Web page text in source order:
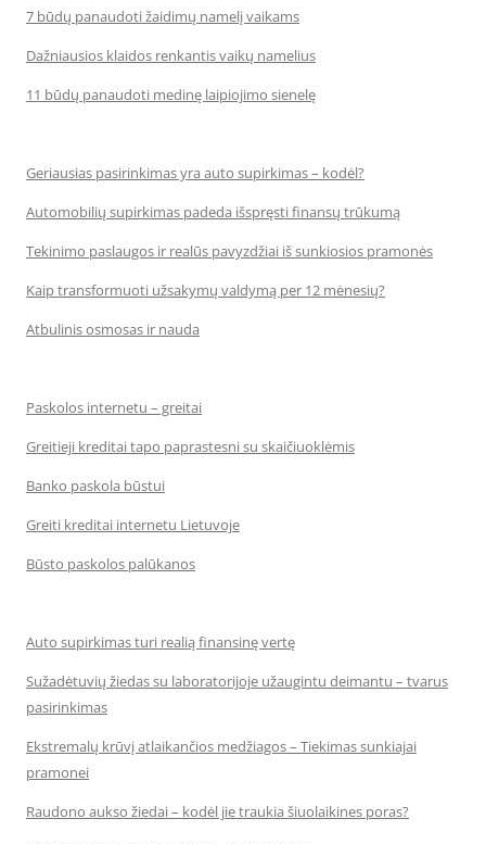
7 būdų panaudoti žaidimų namelį vaikams
Dažniausios klaidos renkantis vaikų namelius
11 būdų panaudoti medinę laipiojimo sienelę
Geriausias pasirinkimas yra auto supirkimas – kodėl?
Automobilių supirkimas padeda išspręsti finansų trūkumą
Tekinimo paslaugos ir realūs pavyzdžiai iš sunkiosios pramonės
Kaip transformuoti užsakymų valdymą per 12 mėnesių?
Atbulinis osmosas ir nauda
Paskolos internetu – greitai
Greitieji kreditai tapo paprastesni su skaičiuoklėmis
Banko paskola būstui
Greiti kreditai internetu Lietuvoje
Būsto paskolos palūkanos
Auto supirkimas turi realią finansinę vertę
Sužadėtuvių žiedas su laboratorijoje užaugintu deimantu – tvarus
pasirinkimas
Ekstremalų krūvį atlaikančios medžiagos – Tiekimas sunkiajai
pramonei
Raudono aukso žiedai – kodėl jie traukia šiuolaikines poras?